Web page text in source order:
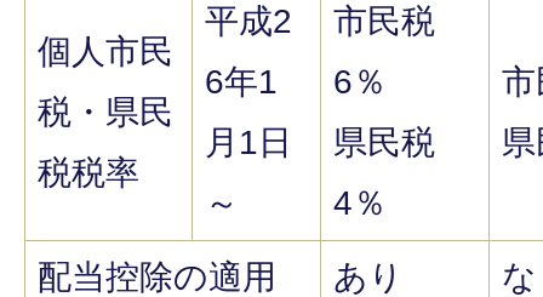
個人市民
税・県民
税税率
平成2
6年1
月1日
～
市民税
6％
県民税
4％
市
配当控除の適用 あり